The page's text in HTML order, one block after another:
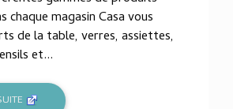
chaque magasin Casa vous
de la table, verres, assiettes,
et...